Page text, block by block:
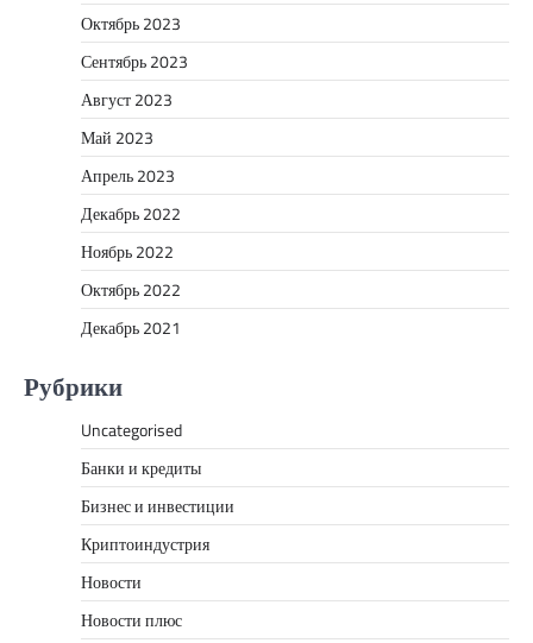
Октябрь 2023
Сентябрь 2023
Август 2023
Май 2023
Апрель 2023
Декабрь 2022
Ноябрь 2022
Октябрь 2022
Декабрь 2021
Рубрики
Uncategorised
Банки и кредиты
Бизнес и инвестиции
Криптоиндустрия
Новости
Новости плюс